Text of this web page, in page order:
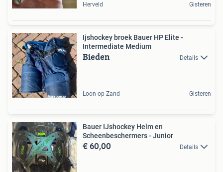
Herveld Gisteren
Ijshockey broek Bauer HP Elite -
Intermediate Medium
Bieden Details
Loon op Zand Gisteren
Bauer IJshockey Helm en
Scheenbeschermers - Junior
€ 60,00 Details